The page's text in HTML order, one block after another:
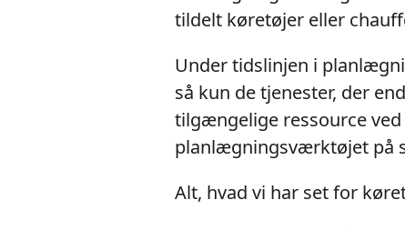
tildelt køretøjer eller
Under tidslinjen i
så kun de tjenester, der
tilgængelige ressource
planlægningsværktøjet på
Alt, hvad vi har set for